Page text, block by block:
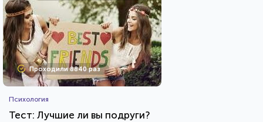
Проходили 8840 раз
Психология
Тест: Лучшие ли вы подруги?